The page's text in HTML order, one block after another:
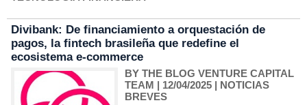
Divibank: De financiamiento a orquestación de
pagos, la fintech brasileña que redefine el
ecosistema e-commerce
BY THE BLOG VENTURE CAPITAL
TEAM | 12/04/2025 | NOTICIAS
BREVES